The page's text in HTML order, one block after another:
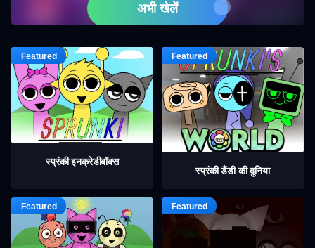
अभी खेलें
स्प्रंकी इनक्रेडीबॉक्स
स्प्रंकी डैंडी की दुनिया